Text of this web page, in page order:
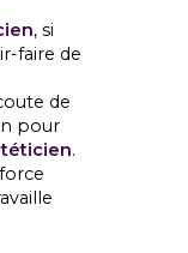
, si
faire de
de
pour
.